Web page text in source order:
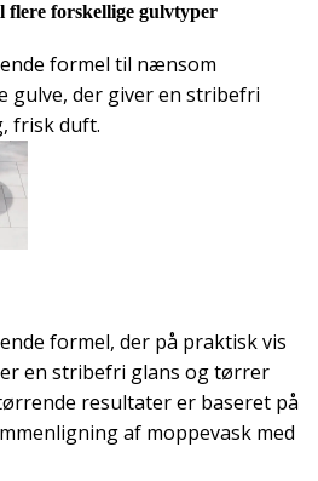
flere forskellige gulvtyper
formel til nænsom
gulve, der giver en stribefri
frisk duft.
formel, der på praktisk vis
en stribefri glans og tørrer
resultater er baseret på
af moppevask med